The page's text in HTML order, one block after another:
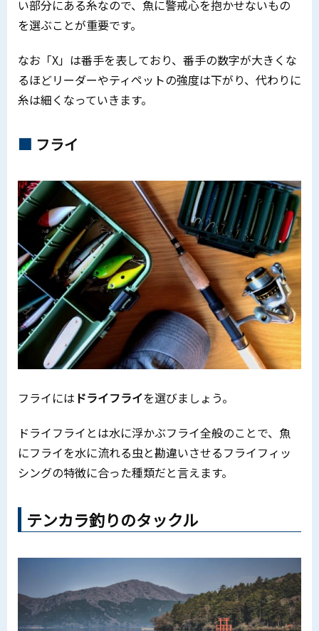
い部分にある糸なので、魚に警戒心を抱かせないもの
を選ぶことが重要です。
なお「X」は番手を表しており、番手の数字が大きくな
るほどリーダーやティペットの強度は下がり、代わりに
糸は細くなっていきます。
フライ
フライには ドライフライを選びましょう。
ドライフライとは水に浮かぶフライ全般のことで、魚
にフライを水に流れる虫と勘違いさせるフライフィッ
シングの特徴に合った種類だと言えます。
テンカラ釣りのタックル